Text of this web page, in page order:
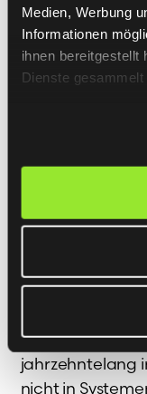
Medien, Werbung
Informationen
ihnen bereitgestellt
Dienste gesammelt
Jahrzehnte an
ERP-Module
Und manche
nicht in
Kopf von
ist.
Das ist kein
Konsequenz
jahrzehntelang
nicht in